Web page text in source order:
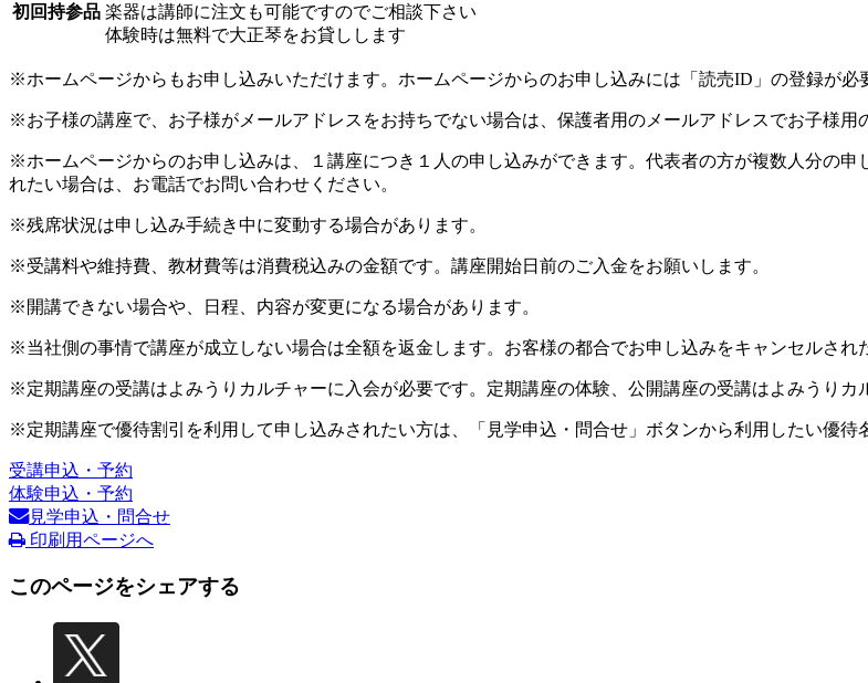
初回持参品 楽器は講師に注文も可能ですのでご相談下さい
体験時は無料で大正琴をお貸しします
※ホームページからもお申し込みいただけます。ホームページからのお申し込みには「読売ID」の登録が必
※お子様の講座で、お子様がメールアドレスをお持ちでない場合は、保護者用のメールアドレスでお子様用
※ホームページからのお申し込みは、１講座につき１人の申し込みができます。代表者の方が複数人分の
れたい場合は、お電話でお問い合わせください。
※残席状況は申し込み手続き中に変動する場合があります。
※受講料や維持費、教材費等は消費税込みの金額です。講座開始日前のご入金をお願いします。
※開講できない場合や、日程、内容が変更になる場合があります。
※当社側の事情で講座が成立しない場合は全額を返金します。お客様の都合でお申し込みをキャンセルされ
※定期講座の受講はよみうりカルチャーに入会が必要です。定期講座の体験、公開講座の受講はよみうりカ
※定期講座で優待割引を利用して申し込みされたい方は、「見学申込・問合せ」ボタンから利用したい優待
受講申込・予約
体験申込・予約
見学申込・問合せ
印刷用ページへ
このページをシェアする